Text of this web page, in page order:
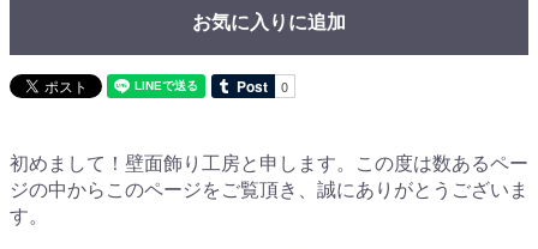
お気に入りに追加
初めまして！壁面飾り工房と申します。この度は数あるペー
ジの中からこのページをご覧頂き、誠にありがとうございま
す。